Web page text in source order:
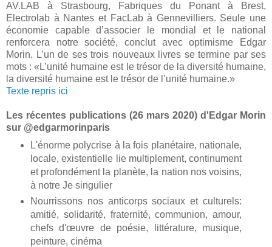
AV.LAB à Strasbourg, Fabriques du Ponant à Brest,
Electrolab à Nantes et FacLab à Gennevilliers. Seule une
économie capable d’associer le mondial et le national
renforcera notre société, conclut avec optimisme Edgar
Morin. L’un de ses trois nouveaux livres se termine par ses
mots : «L’unité humaine est le trésor de la diversité humaine,
la diversité humaine est le trésor de l’unité humaine.»
Texte repris ici
Les récentes publications (26 mars 2020) d'Edgar Morin
sur @edgarmorinparis
L'énorme polycrise à la fois planétaire, nationale,
locale, existentielle lie multiplement, continument
et profondément la planète, la nation nos voisins,
à notre Je singulier
Nourrissons nos anticorps sociaux et culturels:
amitié, solidarité, fraternité, communion, amour,
chefs d'œuvre de poésie, littérature, musique,
peinture, cinéma